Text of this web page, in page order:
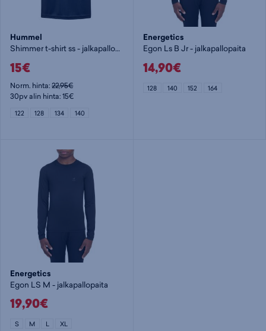
Hummel
Shimmer t-shirt ss - jalkapallopaita
15€
Norm. hinta:22,95€
30pv alin hinta: 15€
122 128 134 140
Energetics
Egon Ls B Jr - jalkapallopaita
14,90€
128 140 152 164
Energetics
Egon LS M - jalkapallopaita
19,90€
S M L XL